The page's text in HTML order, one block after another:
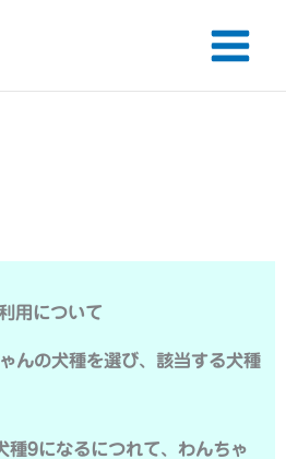
用について
んの犬種を選び、該当する犬種
9になるにつれて、わんちゃ